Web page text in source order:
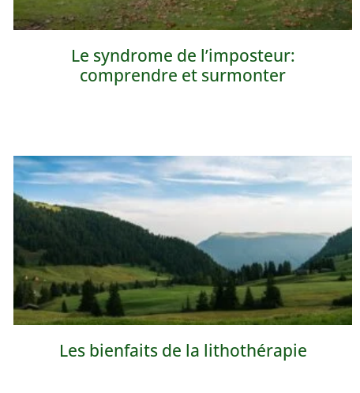
Le syndrome de l’imposteur:
comprendre et surmonter
Les bienfaits de la lithothérapie